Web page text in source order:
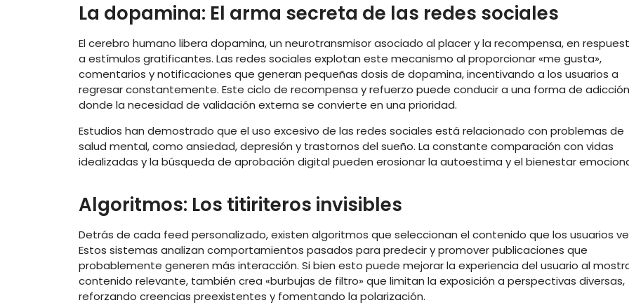
La dopamina: El arma secreta de las redes sociales
El cerebro humano libera dopamina, un neurotransmisor asociado al placer y la recompensa, en
a estímulos gratificantes. Las redes sociales explotan este mecanismo al proporcionar «me gusta»,
comentarios y notificaciones que generan pequeñas dosis de dopamina, incentivando a los usuarios a
regresar constantemente. Este ciclo de recompensa y refuerzo puede conducir a una forma de
donde la necesidad de validación externa se convierte en una prioridad.
Estudios han demostrado que el uso excesivo de las redes sociales está relacionado con problemas de
salud mental, como ansiedad, depresión y trastornos del sueño. La constante comparación con vidas
idealizadas y la búsqueda de aprobación digital pueden erosionar la autoestima y el bienestar
Algoritmos: Los titiriteros invisibles
Detrás de cada feed personalizado, existen algoritmos que seleccionan el contenido que los usuarios
Estos sistemas analizan comportamientos pasados para predecir y promover publicaciones que
probablemente generen más interacción. Si bien esto puede mejorar la experiencia del usuario al
contenido relevante, también crea «burbujas de filtro» que limitan la exposición a perspectivas diversas,
reforzando creencias preexistentes y fomentando la polarización.